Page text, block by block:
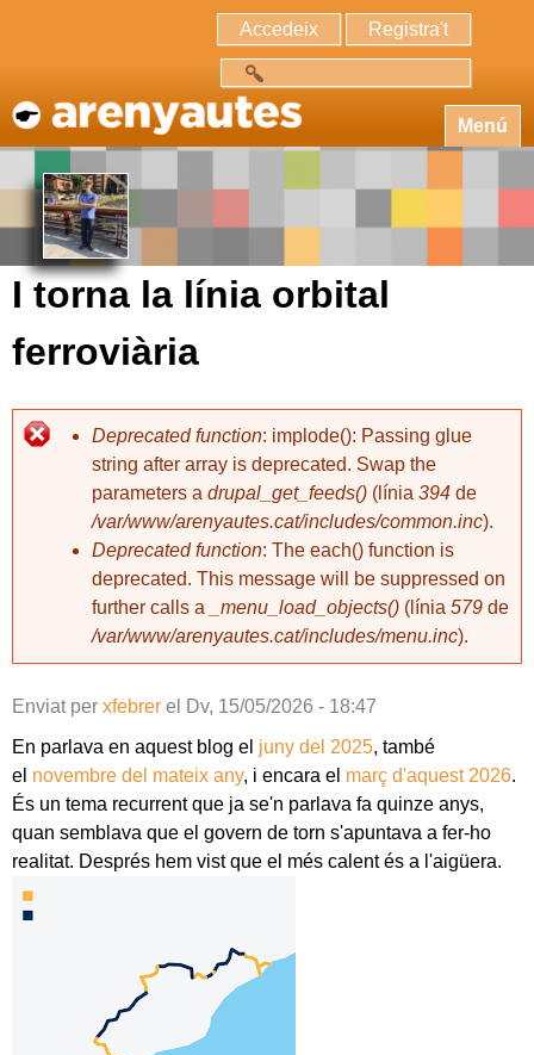
Accedeix Registra't
Menú
I torna la línia orbital
ferroviària
Deprecated function: implode(): Passing glue
string after array is deprecated. Swap the
parameters a drupal_get_feeds() (línia 394 de
/var/www/arenyautes.cat/includes/common.inc).
Deprecated function: The each() function is
deprecated. This message will be suppressed on
further calls a
_menu_load_objects() (línia 579 de
/var/www/arenyautes.cat/includes/menu.inc).
Enviat per xfebrer el
Dv, 15/05/2026 - 18:47
En parlava en aquest blog el juny del 2025, també
el novembre del mateix any, i encara el març d'aquest 2026.
És un tema recurrent que ja se'n parlava fa quinze anys,
quan semblava que el govern de torn s'apuntava a fer-ho
realitat. Després hem vist que el més calent és a l'aigüera.